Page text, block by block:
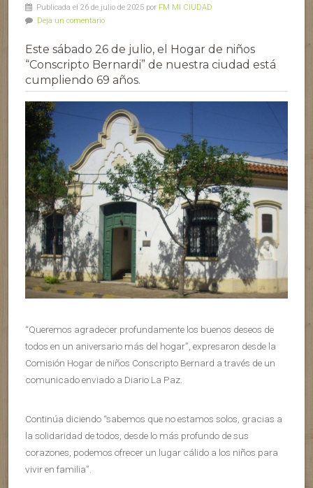
Publicada el 26 de julio de 2025 por FM MI CIUDAD
Deja un comentario
Este sábado 26 de julio, el Hogar de niños
“Conscripto Bernardi” de nuestra ciudad está
cumpliendo 69 años.
“Queremos agradecer profundamente los buenos deseos de
todos en un aniversario más del hogar”, expresaron desde la
Comisión Hogar de niños Conscripto Bernard a través de un
comunicado enviado a Diario La Paz.
Continúa diciendo “sabemos que no estamos solos, gracias a
la solidaridad de todos, desde lo más profundo de sus
corazones, podemos ofrecer un lugar cálido a los niños para
vivir en familia”.